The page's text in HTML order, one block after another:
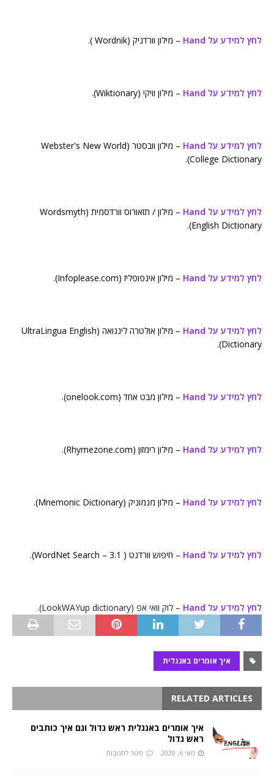
לחץ למידע על Hand – מילון וורדניק (Wordnik ).
לחץ למידע על Hand – מילון וויקי (Wiktionary).
לחץ למידע על Hand
– מילון וובסטר (Webster's New World
College Dictionary).
לחץ למידע על Hand
– מילון / תזאורוס וורדסמית (Wordsmyth
English Dictionary).
לחץ למידע על Hand – מילון אינפופליז (Infoplease.com).
לחץ למידע על Hand
– מילון אולטרה לינגואה (UltraLingua English
Dictionary).
לחץ למידע על Hand – מילון מבט אחד (onelook.com).
לחץ למידע על Hand – מילון רימזון (Rhymezone.com).
לחץ למידע על Hand – מילון מנמוניק (Mnemonic Dictionary).
לחץ למידע על Hand – חיפוש וורדנט ( WordNet Search – 3.1).
לחץ למידע על Hand – לוק וואי אפ (LookWAYup dictionary).
איך אומרים באנגלית
RELATED ARTICLES
איך אומרים באנגלית ראש גדול וגם איך כותבים
ראש גדול
מאי 6, 2020 סגור לתגובות